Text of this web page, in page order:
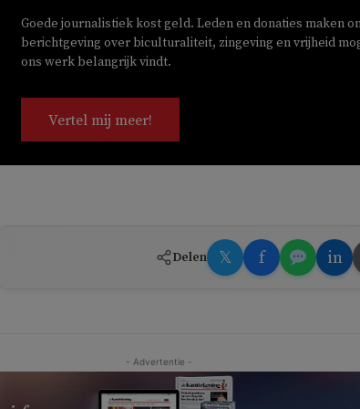
Goede journalistiek kost geld. Leden en donaties maken
berichtgeving over biculturaliteit, zingeving en vrijheid
ons werk belangrijk vindt.
Vertel mij meer!
Delen 𝕏 f in
- Advertentie -